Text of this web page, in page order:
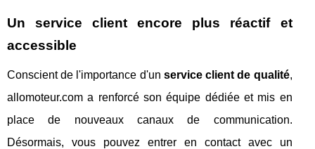
Un service client encore plus réactif et
accessible
Conscient de l'importance d'un service client de qualité,
allomoteur.com a renforcé son équipe dédiée et mis en
place de nouveaux canaux de communication.
Désormais, vous pouvez entrer en contact avec un